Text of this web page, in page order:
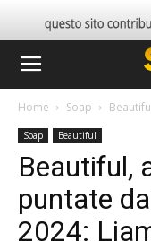
Home Soap
Soap Beautiful
Beautiful,
puntate
2024: